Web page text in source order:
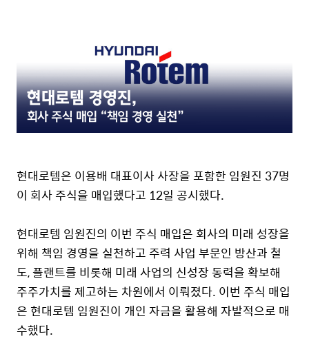
현대로템은 이용배 대표이사 사장을 포함한 임원진 37명
이 회사 주식을 매입했다고 12일 공시했다.
현대로템 임원진의 이번 주식 매입은 회사의 미래 성장을
위해 책임 경영을 실천하고 주력 사업 부문인 방산과 철
도,플랜트를 비롯해 미래 사업의 신성장 동력을 확보해
주주가치를 제고하는 차원에서 이뤄졌다. 이번 주식 매입
은 현대로템 임원진이 개인 자금을 활용해 자발적으로 매
수했다.